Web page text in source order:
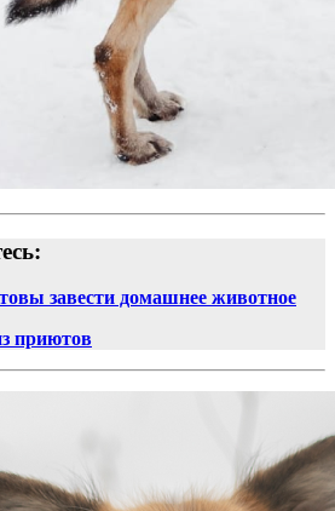
завести домашнее животное
приютов